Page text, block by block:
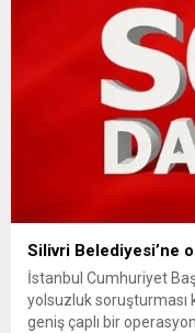
Silivri Belediyesi’ne
İstanbul Cumhuriyet
yolsuzluk soruşturması
geniş çaplı bir